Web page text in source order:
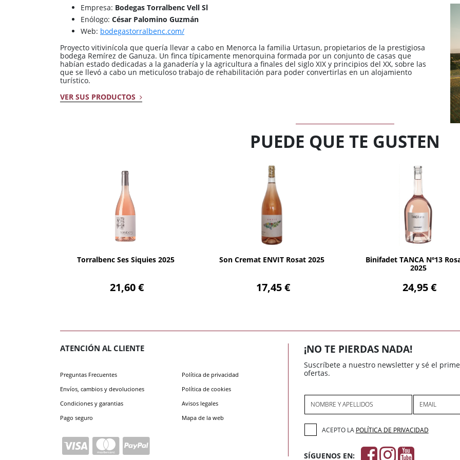
Empresa: Bodegas Torralbenc Vell Sl
Enólogo: César Palomino Guzmán
Web: bodegastorralbenc.com/
Proyecto vitivinícola que quería llevar a cabo en Menorca la familia Urtasun, propietarios de la prestigiosa
bodega Remírez de Ganuza. Un finca típicamente menorquina formada por un conjunto de casas que
habían estado dedicadas a la ganadería y la agricultura a finales del siglo XIX y principios del XX, sobre las
que se llevó a cabo un meticuloso trabajo de rehabilitación para poder convertirlas en un alojamiento
turístico.
VER SUS PRODUCTOS
PUEDE QUE TE GUSTEN
Torralbenc Ses Siquies 2025
21,60 €
AÑADIR
Son Cremat ENVIT Rosat 2025
17,45 €
AÑADIR
Binifadet TANCA Nº13
2025
24,95 €
AÑADIR
ATENCIÓN AL CLIENTE
Preguntas Frecuentes
Envíos, cambios y devoluciones
Condiciones y garantias
Pago seguro
Política de privacidad
Política de cookies
Avisos legales
Mapa de la web
¡NO TE PIERDAS NADA!
Suscríbete a nuestro newsletter y sé el
ofertas.
NOMBRE Y APELLIDOS EMAIL
ACEPTO LA POLÍTICA DE PRIVACIDAD
SÍGUENOS EN: